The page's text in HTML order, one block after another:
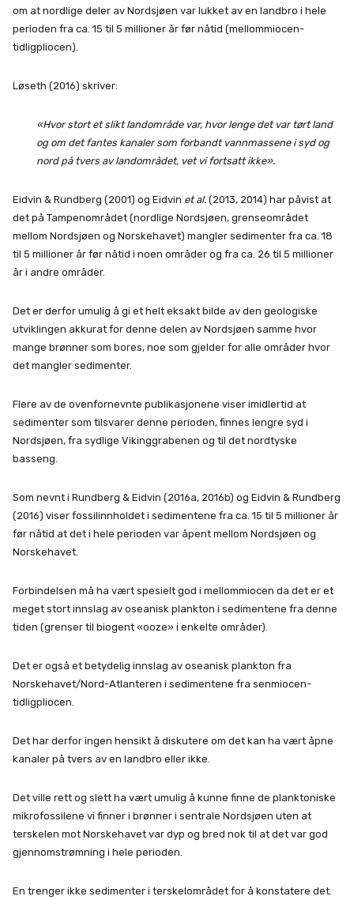
om at nordlige deler av Nordsjøen var lukket av en landbro i hele
perioden fra ca. 15 til 5 millioner år før nåtid (mellommiocen-
tidligpliocen).
Løseth (2016) skriver:
«Hvor stort et slikt landområde var, hvor lenge det var tørt land
og om det fantes kanaler som forbandt vannmassene i syd og
nord på tvers av landområdet, vet vi fortsatt ikke».
Eidvin & Rundberg (2001) og Eidvin et al. (2013, 2014) har påvist at
det på Tampenområdet (nordlige Nordsjøen, grenseområdet
mellom Nordsjøen og Norskehavet) mangler sedimenter fra ca. 18
til 5 millioner år før nåtid i noen områder og fra ca. 26 til 5 millioner
år i andre områder.
Det er derfor umulig å gi et helt eksakt bilde av den geologiske
utviklingen akkurat for denne delen av Nordsjøen samme hvor
mange brønner som bores, noe som gjelder for alle områder hvor
det mangler sedimenter.
Flere av de ovenfornevnte publikasjonene viser imidlertid at
sedimenter som tilsvarer denne perioden, finnes lengre syd i
Nordsjøen, fra sydlige Vikinggrabenen og til det nordtyske
basseng.
Som nevnt i Rundberg & Eidvin (2016a, 2016b) og Eidvin & Rundberg
(2016) viser fossilinnholdet i sedimentene fra ca. 15 til 5 millioner år
før nåtid at det i hele perioden var åpent mellom Nordsjøen og
Norskehavet.
Forbindelsen må ha vært spesielt god i mellommiocen da det er et
meget stort innslag av oseanisk plankton i sedimentene fra denne
tiden (grenser til biogent «ooze» i enkelte områder).
Det er også et betydelig innslag av oseanisk plankton fra
Norskehavet/Nord-Atlanteren i sedimentene fra senmiocen-
tidligpliocen.
Det har derfor ingen hensikt å diskutere om det kan ha vært åpne
kanaler på tvers av en landbro eller ikke.
Det ville rett og slett ha vært umulig å kunne finne de planktoniske
mikrofossilene vi finner i brønner i sentrale Nordsjøen uten at
terskelen mot Norskehavet var dyp og bred nok til at det var god
gjennomstrømning i hele perioden.
En trenger ikke sedimenter i terskelområdet for å konstatere det.